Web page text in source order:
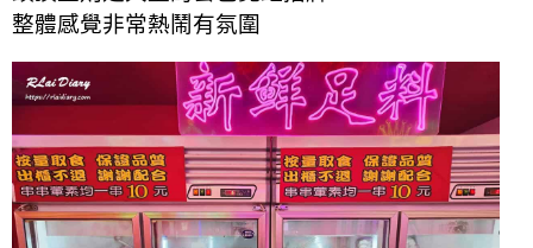
整體感覺非常熱鬧有氛圍